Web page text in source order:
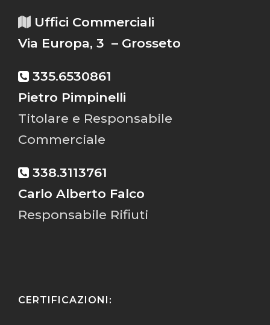
Uffici Commerciali
Via Europa, 3 – Grosseto
335.6530861
Pietro Pimpinelli
Titolare e Responsabile
Commerciale
338.3113761
Carlo Alberto Falco
Responsabile Rifiuti
CERTIFICAZIONI: